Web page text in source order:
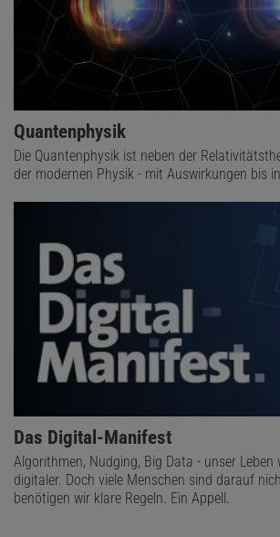
Quantenphysik
Die Quantenphysik ist neben der
der modernen Physik - mit Auswirkungen bis
Das Digital-Manifest
Algorithmen, Nudging, Big Data - unser Leben
digitaler. Doch viele Menschen sind darauf
benötigen wir klare Regeln. Ein Appell.